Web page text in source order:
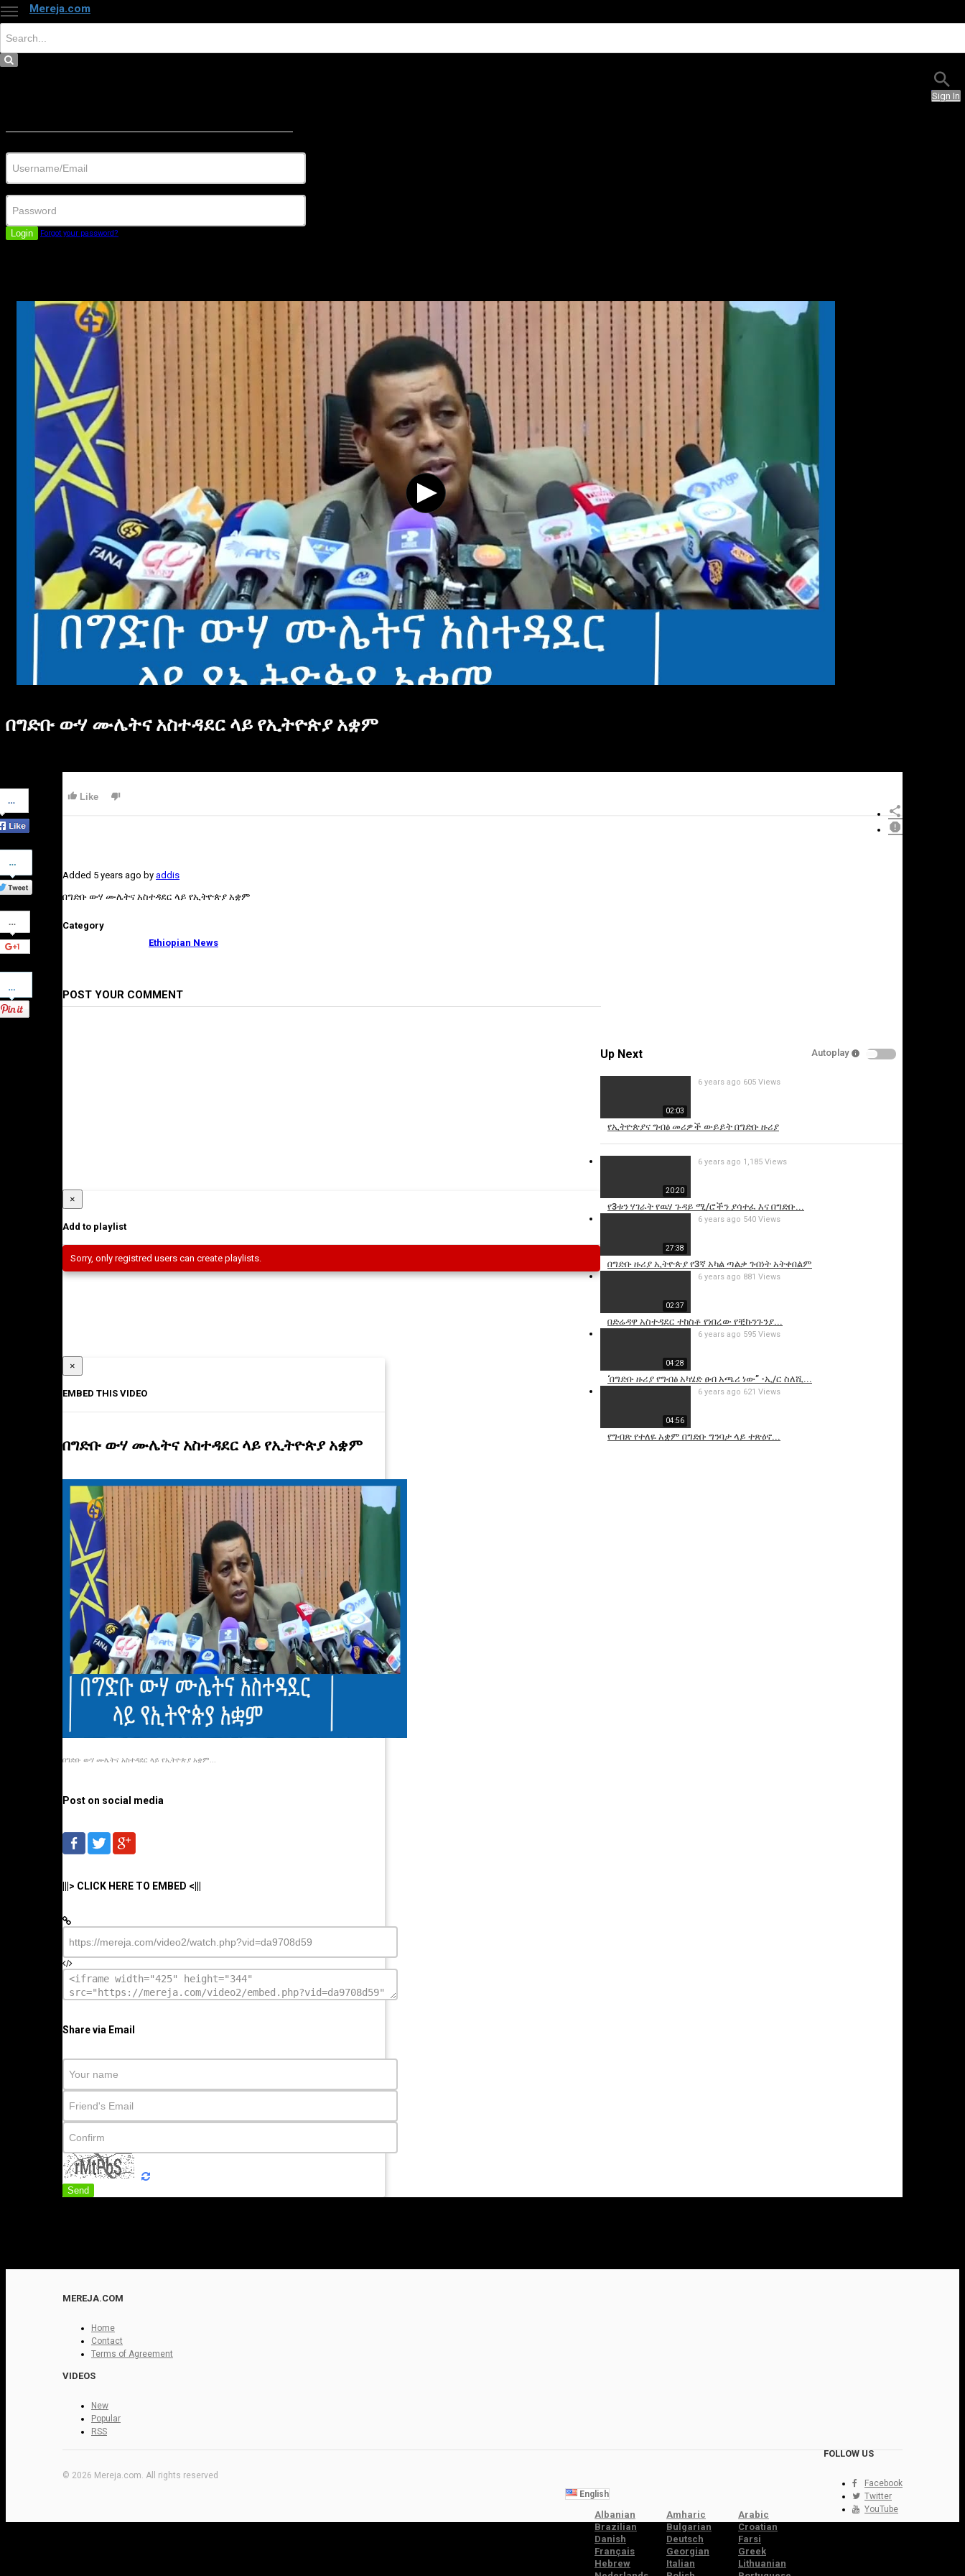
Mereja.com
Sign In
Login Forgot your password?
በግድቡ ውሃ ሙሌትና አስተዳደር ላይ የኢትዮጵያ አቋም
on
Facebook
Share
on
Twitter
Share
on
Google+
Pinterest
Like
Added 5 years ago by addis
በግድቡ ውሃ ሙሌትና አስተዳደር ላይ የኢትዮጵያ አቋም
Category
Ethiopian News
POST YOUR COMMENT
Up Next Autoplay
02:03
የኢትዮጵያና ግብፅ መሪዎች ውይይት በግድቡ ዙሪያ
6 years ago 605 Views
20:20
የ3ቱን ሃገራት የዉሃ ጉዳይ ሚ/ሮችን ያሳተፈ እና በግድቡ...
6 years ago 1,185 Views
27:38
በግድቡ ዙሪያ ኢትዮጵያ የ3ኛ አካል ጣልቃ ገብነት አትቀበልም
6 years ago 540 Views
02:37
በድሬዳዋ አስተዳደር ተከስቶ የነበረው የቺኩንጉንያ...
6 years ago 881 Views
04:28
‘በግድቡ ዙሪያ የግብፅ አካሄድ ፀብ አጫሪ ነው” -ኢ/ር ስለሺ...
6 years ago 595 Views
04:56
የግብጽ የተለዬ አቋም በግድቡ ግንባታ ላይ ተጽዕኖ...
6 years ago 621 Views
Report this video
×
Add to playlist
Sorry, only registred users can create playlists.
×
EMBED THIS VIDEO
በግድቡ ውሃ ሙሌትና አስተዳደር ላይ የኢትዮጵያ አቋም
በግድቡ ውሃ ሙሌትና አስተዳደር ላይ የኢትዮጵያ አቋም...
Post on social media
|||> CLICK HERE TO EMBED <|||
Share via Email
Send
MEREJA.COM
Home
Contact
Terms of Agreement
VIDEOS
New
Popular
RSS
FOLLOW US
Facebook
Twitter
YouTube
© 2026 Mereja.com. All rights reserved
English
Albanian Amharic
Arabic
Brazilian
Bulgarian
Croatian
Danish
Deutsch
Farsi
Français
Georgian
Greek
Hebrew
Italian
Lithuanian